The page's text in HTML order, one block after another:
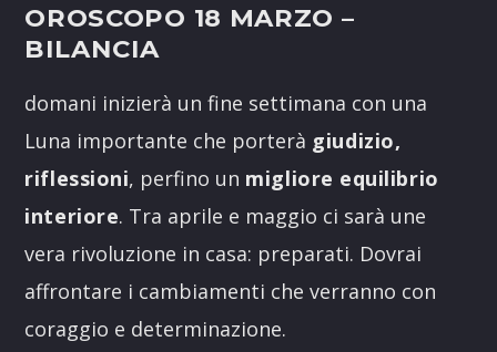
OROSCOPO 18 MARZO –
BILANCIA
domani inizierà un fine settimana con una
Luna importante che porterà giudizio,
riflessioni, perfino un migliore equilibrio
interiore. Tra aprile e maggio ci sarà une
vera rivoluzione in casa: preparati. Dovrai
affrontare i cambiamenti che verranno con
coraggio e determinazione.